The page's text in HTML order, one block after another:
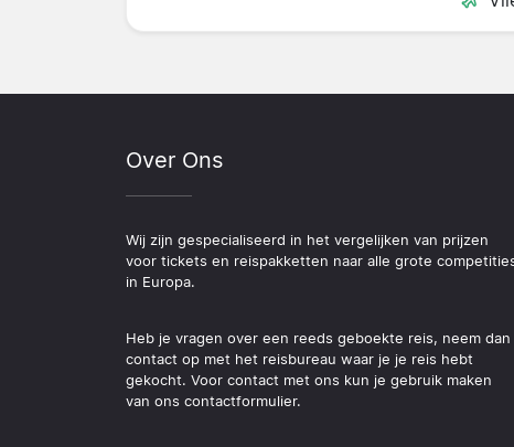
Over Ons
Wij zijn gespecialiseerd in het vergelijken van prijzen
voor tickets en reispakketten naar alle grote
in Europa.
Heb je vragen over een reeds geboekte reis, neem dan
contact op met het reisbureau waar je je reis hebt
gekocht. Voor contact met ons kun je gebruik maken
van ons contactformulier.